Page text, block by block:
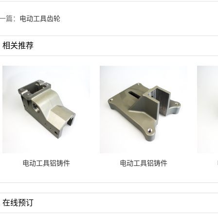
篇： 电动工具齿轮
相关推荐
电动工具铝铸件 电动工具铝铸件
在线预订